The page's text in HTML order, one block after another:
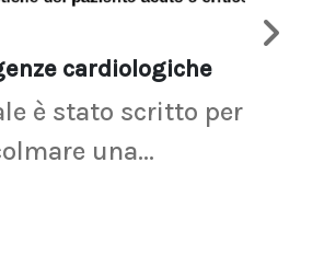
cardiologiche
è stato scritto per
una...